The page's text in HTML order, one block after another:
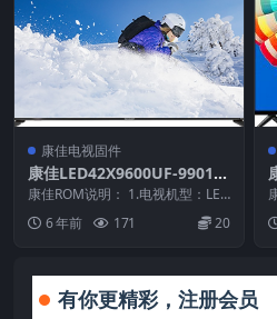
康佳电视固件
康佳LED42X9600UF-99012
390-V1.0.00原厂系统刷机电
视固件包下载
康佳ROM说明： 1.电视机型：LED
42X9600UF 2.物料号：99012...
6 年前 171 20
有你更精彩，注册会员